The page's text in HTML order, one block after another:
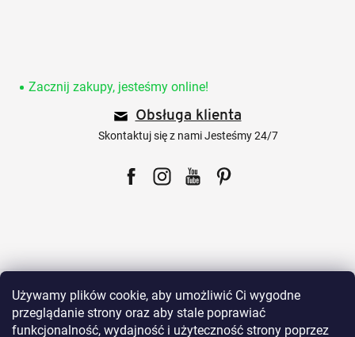
Używamy plików cookie, aby umożliwić Ci wygodne
przeglądanie strony oraz aby stale poprawiać
funkcjonalność, wydajność i użyteczność strony poprzez
Zacznij zakupy, jesteśmy online!
Obsługa klienta
Skontaktuj się z nami Jesteśmy 24/7
Dla klientów